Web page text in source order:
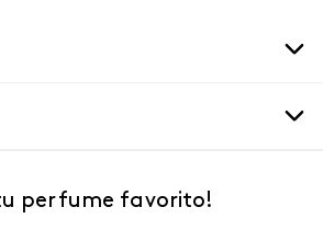
perfume favorito!